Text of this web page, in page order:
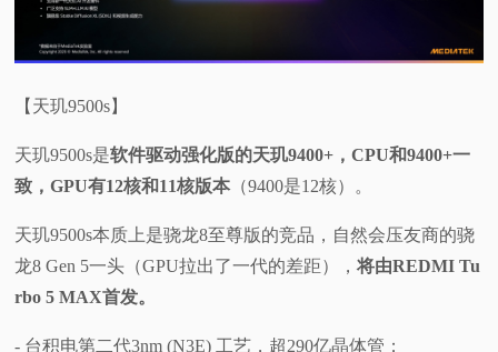
【天玑9500s】
天玑9500s是软件驱动强化版的天玑9400+，CPU和9400+一
致，GPU有12核和11核版本 （9400是12核）。
天玑9500s本质上是骁龙8至尊版的竞品，自然会压友商的骁
龙8 Gen 5一头（GPU拉出了一代的差距），将由REDMI Tu
rbo 5 MAX首发。
- 台积电第二代3nm (N3E) 工艺，超290亿晶体管；